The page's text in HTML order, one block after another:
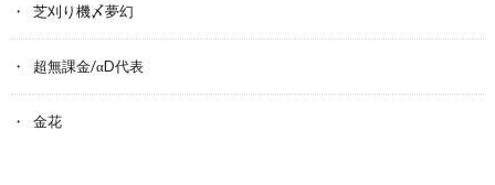
芝刈り機〆夢幻
超無課金/αD代表
金花